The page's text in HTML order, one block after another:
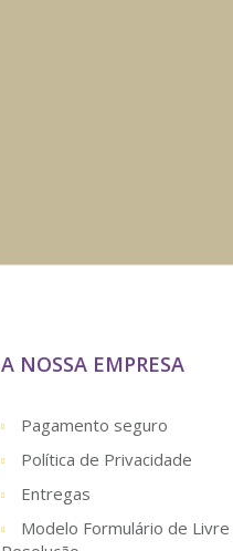
A NOSSA EMPRESA
Pagamento seguro
Política de Privacidade
Entregas
Modelo Formulário de Livre